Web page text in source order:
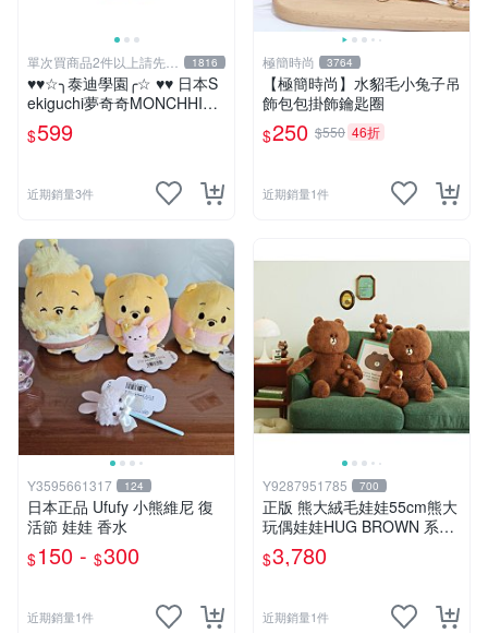
單次買商品2件以上請先詢
問運費
1816
♥♥☆╮泰迪學園╭☆ ♥♥ 日本S
ekiguchi夢奇奇MONCHHICH
I【mini女孩】吊飾(另售男孩)
$599
近期銷量3件
極簡時尚 3764
【極簡時尚】水貂毛小兔子吊
飾包包掛飾鑰匙圈
$250 $550 46折
近期銷量1件
Y3595661317 124
日本正品 Ufufy 小熊維尼 復
活節 娃娃 香水
$150 - $300
近期銷量1件
Y9287951785 700
正版 熊大絨毛娃娃55cm熊大
玩偶娃娃HUG BROWN 系列
55公分韓國 line friends熊大
玩偶娃娃禮物生日
$3,780
近期銷量1件